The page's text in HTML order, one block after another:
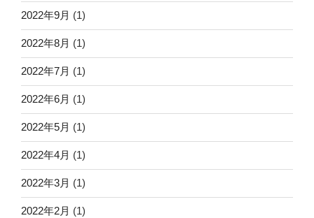
2022年9月 (1)
2022年8月 (1)
2022年7月 (1)
2022年6月 (1)
2022年5月 (1)
2022年4月 (1)
2022年3月 (1)
2022年2月 (1)